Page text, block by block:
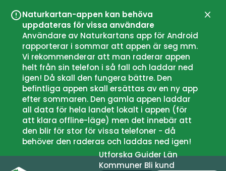
Naturkartan-appen kan behöva
uppdateras för vissa användare
Användare av Naturkartans app för Android
rapporterar i sommar att appen är seg mm.
Vi rekommenderar att man raderar appen
helt från sin telefon i så fall och laddar ned
igen! Då skall den fungera bättre. Den
befintliga appen skall ersättas av en ny app
efter sommaren. Den gamla appen laddar
all data för hela landet lokalt i appen (för
att klara offline-läge) men det innebär att
den blir för stor för vissa telefoner - då
behöver den raderas och laddas ned igen!
UtforskaGuiderLän
Kommuner Bli kund